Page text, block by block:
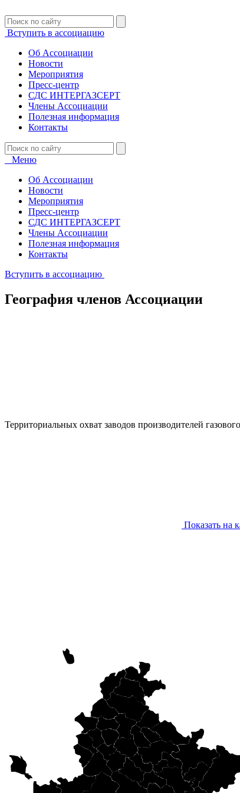
Вступить в ассоциацию
Об Ассоциации
Новости
Мероприятия
Пресс-центр
СДС ИНТЕРГАЗСЕРТ
Члены Ассоциации
Полезная информация
Контакты
Меню
Об Ассоциации
Новости
Мероприятия
Пресс-центр
СДС ИНТЕРГАЗСЕРТ
Члены Ассоциации
Полезная информация
Контакты
Вступить в ассоциацию
География членов Ассоциации
Территориальных охват заводов производителей
Показать на